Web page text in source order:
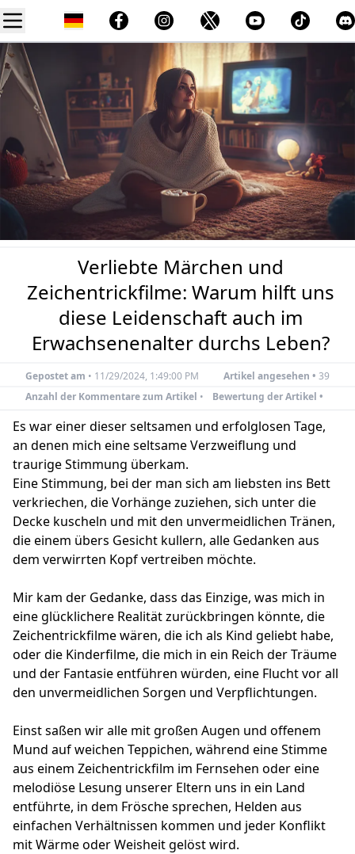
Verliebte Märchen und
Zeichentrickfilme: Warum hilft uns
diese Leidenschaft auch im
Erwachsenenalter durchs Leben?
Gepostet am • 11/29/2024, 1:49:00 PM Artikel angesehen • 39
Anzahl der Kommentare zum Artikel • Bewertung der Artikel •
Es war einer dieser seltsamen und erfolglosen Tage,
an denen mich eine seltsame Verzweiflung und
traurige Stimmung überkam.
Eine Stimmung, bei der man sich am liebsten ins Bett
verkriechen, die Vorhänge zuziehen, sich unter die
Decke kuscheln und mit den unvermeidlichen Tränen,
die einem übers Gesicht kullern, alle Gedanken aus
dem verwirrten Kopf vertreiben möchte.
Mir kam der Gedanke, dass das Einzige, was mich in
eine glücklichere Realität zurückbringen könnte, die
Zeichentrickfilme wären, die ich als Kind geliebt habe,
oder die Kinderfilme, die mich in ein Reich der Träume
und der Fantasie entführen würden, eine Flucht vor all
den unvermeidlichen Sorgen und Verpflichtungen.
Einst saßen wir alle mit großen Augen und offenem
Mund auf weichen Teppichen, während eine Stimme
aus einem Zeichentrickfilm im Fernsehen oder eine
melodiöse Lesung unserer Eltern uns in ein Land
entführte, in dem Frösche sprechen, Helden aus
einfachen Verhältnissen kommen und jeder Konflikt
mit Wärme oder Weisheit gelöst wird.